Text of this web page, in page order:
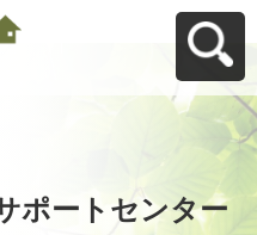
ポートセンター